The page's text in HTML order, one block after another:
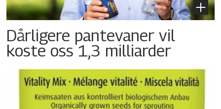
Dårligere pantevaner vil
koste oss 1,3 milliarder